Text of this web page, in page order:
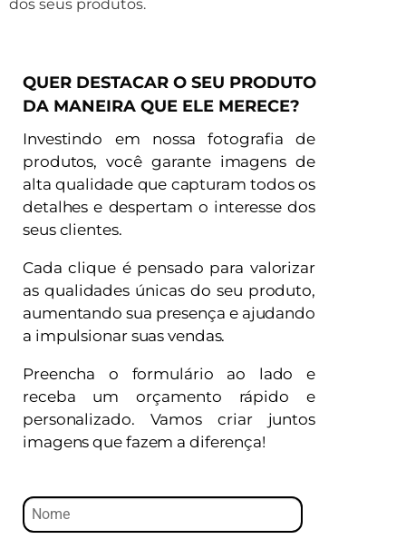
dos seus produtos.
QUER DESTACAR O SEU PRODUTO
DA MANEIRA QUE ELE MERECE?
Investindo em nossa fotografia de
produtos, você garante imagens de
alta qualidade que capturam todos os
detalhes e despertam o interesse dos
seus clientes.
Cada clique é pensado para valorizar
as qualidades únicas do seu produto,
aumentando sua presença e ajudando
a impulsionar suas vendas.
Preencha o formulário ao lado e
receba um orçamento rápido e
personalizado. Vamos criar juntos
imagens que fazem a diferença!